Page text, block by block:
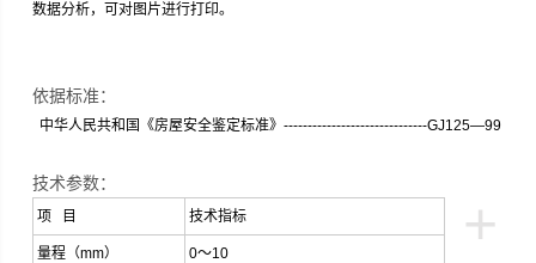
数据分析，可对图片进行打印。
依据标准：
中华人民共和国《房屋安全鉴定标准》------------------------------GJ125—99
技术参数：
+
项 目 技术指标
量程（mm） 0～10